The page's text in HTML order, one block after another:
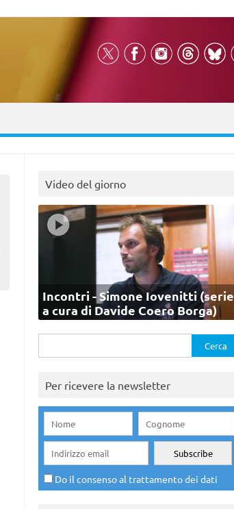
Video del giorno
Incontri - Simone Iovenitti (serie
a cura di Davide Coero Borga)
per:
Per ricevere la newsletter
Do il consenso al trattamento dei dati